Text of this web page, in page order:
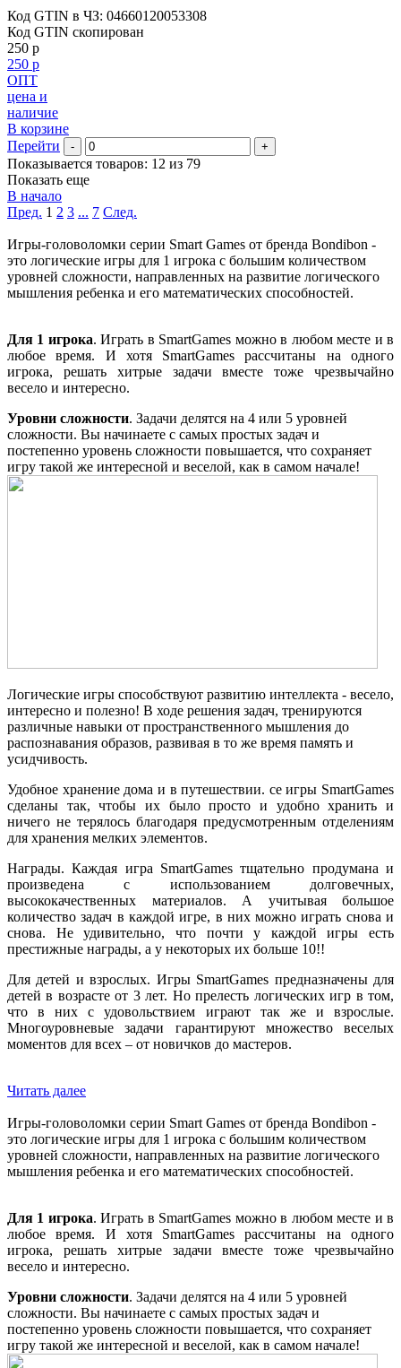
Код GTIN в ЧЗ: 04660120053308
Код GTIN скопирован
250 р
250 р
ОПТ
цена и
наличие
В корзине
Перейти
- +
Показывается товаров: 12 из 79
Показать еще
В начало
Пред. 1 2 3 ... 7 След.
Игры-головоломки серии Smart Games от бренда Bondibon -
это логические игры для 1 игрока с большим количеством
уровней сложности, направленных на развитие логического
мышления ребенка и его математических способностей.
Для 1 игрока. Играть в SmartGames можно в любом месте и в
любое время. И хотя SmartGames рассчитаны на одного
игрока, решать хитрые задачи вместе тоже чрезвычайно
весело и интересно.
Уровни сложности. Задачи делятся на 4 или 5 уровней
сложности. Вы начинаете с самых простых задач и
постепенно уровень сложности повышается, что сохраняет
игру такой же интересной и веселой, как в самом начале!
Логические игры способствуют развитию интеллекта - весело,
интересно и полезно! В ходе решения задач, тренируются
различные навыки от пространственного мышления до
распознавания образов, развивая в то же время память и
усидчивость.
Удобное хранение дома и в путешествии. се игры SmartGames
сделаны так, чтобы их было просто и удобно хранить и
ничего не терялось благодаря предусмотренным отделениям
для хранения мелких элементов.
Награды. Каждая игра SmartGames тщательно продумана и
произведена с использованием долговечных,
высококачественных материалов. А учитывая большое
количество задач в каждой игре, в них можно играть снова и
снова. Не удивительно, что почти у каждой игры есть
престижные награды, а у некоторых их больше 10!!
Для детей и взрослых. Игры SmartGames предназначены для
детей в возрасте от 3 лет. Но прелесть логических игр в том,
что в них с удовольствием играют так же и взрослые.
Многоуровневые задачи гарантируют множество веселых
моментов для всех – от новичков до мастеров.
Читать далее
Игры-головоломки серии Smart Games от бренда Bondibon -
это логические игры для 1 игрока с большим количеством
уровней сложности, направленных на развитие логического
мышления ребенка и его математических способностей.
Для 1 игрока. Играть в SmartGames можно в любом месте и в
любое время. И хотя SmartGames рассчитаны на одного
игрока, решать хитрые задачи вместе тоже чрезвычайно
весело и интересно.
Уровни сложности. Задачи делятся на 4 или 5 уровней
сложности. Вы начинаете с самых простых задач и
постепенно уровень сложности повышается, что сохраняет
игру такой же интересной и веселой, как в самом начале!